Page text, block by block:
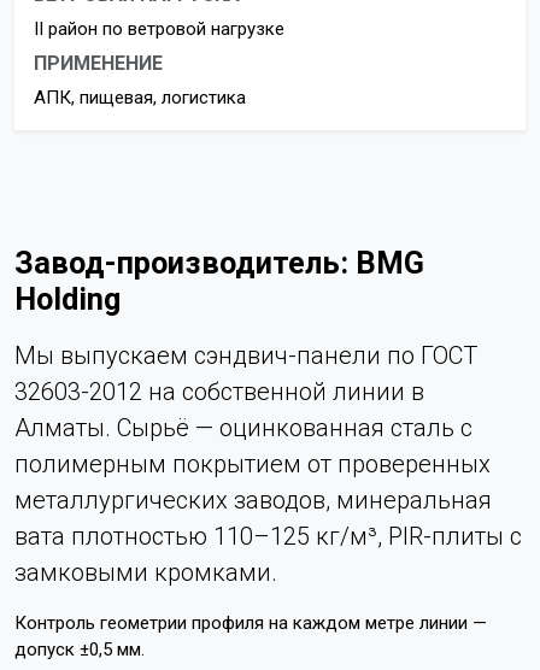
II район по ветровой нагрузке
ПРИМЕНЕНИЕ
АПК, пищевая, логистика
Завод-производитель: BMG
Holding
Мы выпускаем сэндвич-панели по ГОСТ
32603-2012 на собственной линии в
Алматы. Сырьё — оцинкованная сталь с
полимерным покрытием от проверенных
металлургических заводов, минеральная
вата плотностью 110–125 кг/м³, PIR-плиты с
замковыми кромками.
Контроль геометрии профиля на каждом метре линии —
допуск ±0,5 мм.